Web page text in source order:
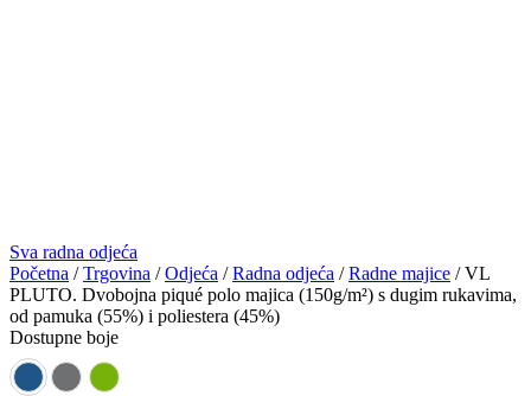
Sva radna odjeća
Početna /Trgovina /Odjeća /Radna odjeća /Radne majice / VL
PLUTO. Dvobojna piqué polo majica (150g/m²) s dugim rukavima,
od pamuka (55%) i poliestera (45%)
Dostupne boje